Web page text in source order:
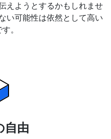
えようとするかもしれませ
い可能性は依然として高い
。
自由